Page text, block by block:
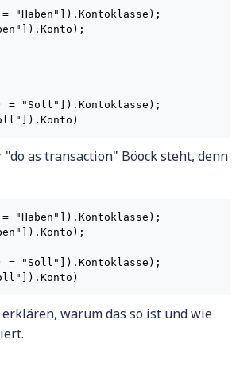
"Haben"]).Kontoklasse);
= "Soll"]).Kontoklasse);
as transaction" Böock steht, denn
"Haben"]).Kontoklasse);
= "Soll"]).Kontoklasse);
warum das so ist und wie